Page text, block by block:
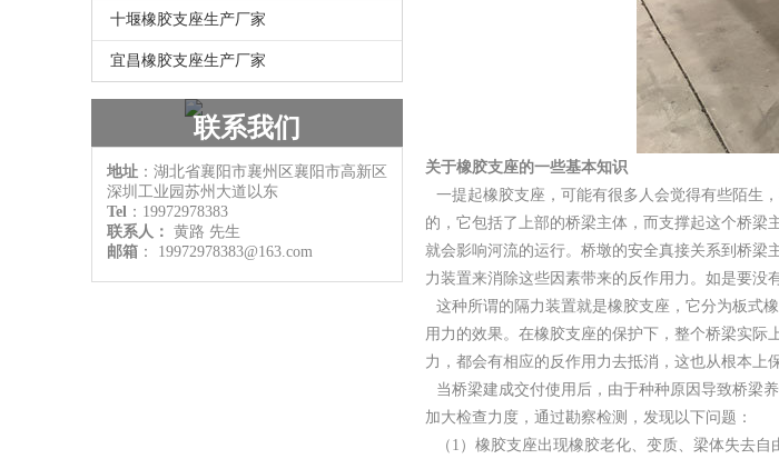
十堰橡胶支座生产厂家
宜昌橡胶支座生产厂家
联系我们
地址 ：湖北省襄阳市襄州区襄阳市高新区
深圳工业园苏州大道以东
Tel ：19972978383
联系人： 黄路 先生
邮箱 ： 19972978383@163.com
关于橡胶支座的一些基本知识
一提起橡胶支座，可能有很多人会觉得有些陌生
的，它包括了上部的桥梁主体，而支撑起这个桥梁
就会影响河流的运行。桥墩的安全真接关系到桥梁
力装置来消除这些因素带来的反作用力。如是要没
这种所谓的隔力装置就是橡胶支座，它分为板式
用力的效果。在橡胶支座的保护下，整个桥梁实际
力，都会有相应的反作用力去抵消，这也从根本上
当桥梁建成交付使用后，由于种种原因导致桥梁
加大检查力度，通过勘察检测，发现以下问题：
（1）橡胶支座出现橡胶老化、变质、梁体失去